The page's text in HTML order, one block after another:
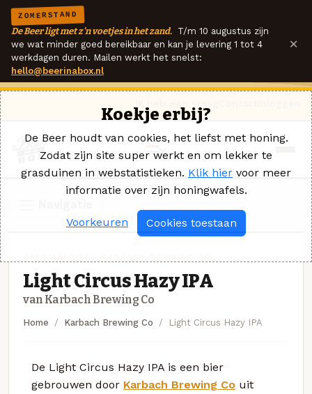
ZOMERSTAND
De Beer ligt met z'n voetjes in het zand. T/m 10 augustus zijn
we wat minder goed bereikbaar en kan je levering 1 tot 4
werkdagen duren. Mailen werkt het snelst:
hello@beerinabox.nl
×
Light Circus Hazy IPA
van Karbach Brewing Co
Home Karbach Brewing Co Light Circus Hazy IPA
De Light Circus Hazy IPA is een bier
gebrouwen door Karbach Brewing Co uit
Koekje erbij?
De Beer houdt van cookies, het liefst met honing.
Zodat zijn site super werkt en om lekker te
grasduinen in webstatistieken. Klik hier voor meer
informatie over zijn honingwafels.
Voorkeuren Cookies toestaan